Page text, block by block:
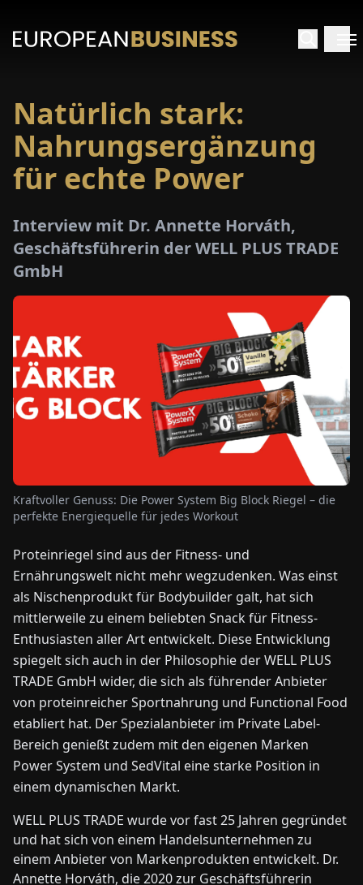
NEWS
ENDEFRESITNLPLHU
KONTAKT
ZU
Natürlich stark:
Nahrungsergänzung
für echte Power
Interview mit Dr. Annette Horváth,
Geschäftsführerin der WELL PLUS TRADE
GmbH
Kraftvoller Genuss: Die Power System Big Block Riegel – die
perfekte Energiequelle für jedes Workout
Proteinriegel sind aus der Fitness- und
Ernährungswelt nicht mehr wegzudenken. Was einst
als Nischenprodukt für Bodybuilder galt, hat sich
mittlerweile zu einem beliebten Snack für Fitness-
Enthusiasten aller Art entwickelt. Diese Entwicklung
spiegelt sich auch in der Philosophie der WELL PLUS
TRADE GmbH wider, die sich als führender Anbieter
von proteinreicher Sportnahrung und Functional Food
etabliert hat. Der Spezialanbieter im Private Label-
Bereich genießt zudem mit den eigenen Marken
Power System und SedVital eine starke Position in
einem dynamischen Markt.
WELL PLUS TRADE wurde vor fast 25 Jahren gegründet
und hat sich von einem Handelsunternehmen zu
einem Anbieter von Markenprodukten entwickelt. ­­­Dr.
Annette Horváth, die 2020 zur Geschäftsführerin